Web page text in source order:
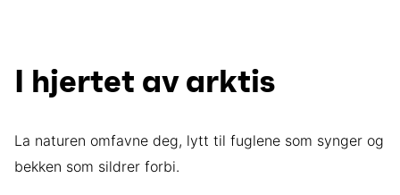
I hjertet av arktis
La naturen omfavne deg, lytt til fuglene som synger og
bekken som sildrer forbi.